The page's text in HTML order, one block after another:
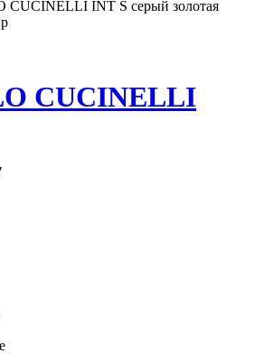
INT S серый золотая
CUCINELLI